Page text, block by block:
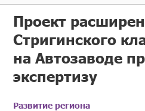
Проект
Стригинского
на Автозаводе
экспертизу
Развитие региона